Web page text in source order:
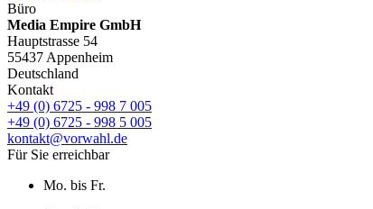
Büro
Media Empire GmbH
Hauptstrasse 54
55437 Appenheim
Deutschland
Kontakt
+49 (0) 6725 - 998 7 005
+49 (0) 6725 - 998 5 005
kontakt@vorwahl.de
Für Sie erreichbar
Mo. bis Fr.